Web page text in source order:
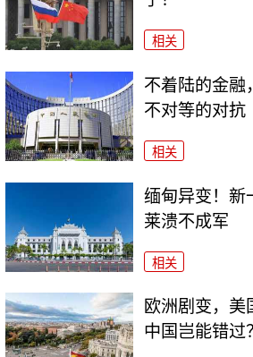
相关
不着陆的金融
不对等的对抗
相关
缅甸异变！新
莱溃不成军
相关
欧洲剧变，美
中国岂能错过？